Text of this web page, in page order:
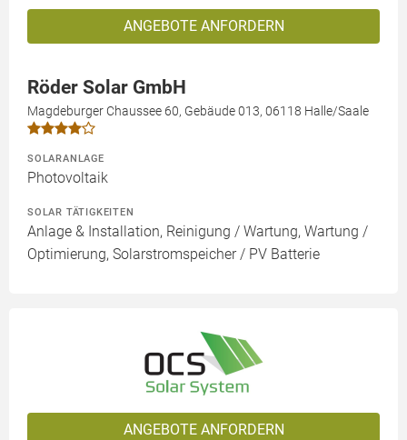
ANGEBOTE ANFORDERN
Röder Solar GmbH
Magdeburger Chaussee 60, Gebäude 013, 06118 Halle/Saale
SOLARANLAGE
Photovoltaik
SOLAR TÄTIGKEITEN
Anlage & Installation, Reinigung / Wartung, Wartung /
Optimierung, Solarstromspeicher / PV Batterie
ANGEBOTE ANFORDERN